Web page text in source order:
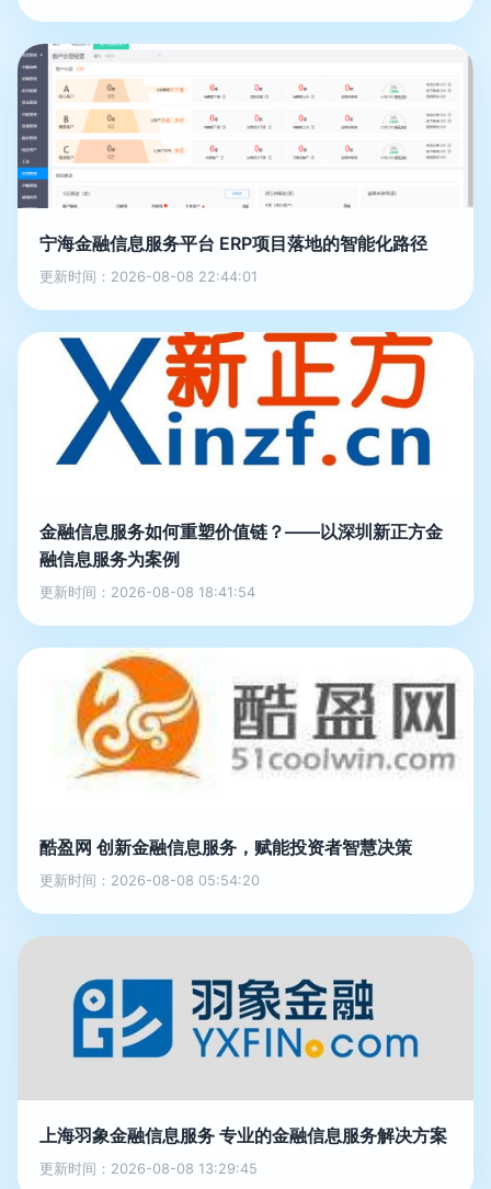
宁海金融信息服务平台 ERP项目落地的智能化路径
更新时间：2026-08-08 22:44:01
金融信息服务如何重塑价值链？——以深圳新正方金
融信息服务为案例
更新时间：2026-08-08 18:41:54
酷盈网 创新金融信息服务，赋能投资者智慧决策
更新时间：2026-08-08 05:54:20
上海羽象金融信息服务 专业的金融信息服务解决方案
更新时间：2026-08-08 13:29:45